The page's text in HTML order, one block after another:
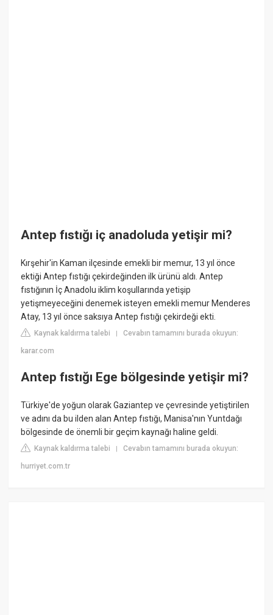
Antep fıstığı iç anadoluda yetişir mi?
Kırşehir'in Kaman ilçesinde emekli bir memur, 13 yıl önce
ektiği Antep fıstığı çekirdeğinden ilk ürünü aldı. Antep
fıstığının İç Anadolu iklim koşullarında yetişip
yetişmeyeceğini denemek isteyen emekli memur Menderes
Atay, 13 yıl önce saksıya Antep fıstığı çekirdeği ekti.
Kaynak kaldırma talebi |Cevabın tamamını burada okuyun:
karar.com
Antep fıstığı Ege bölgesinde yetişir mi?
Türkiye'de yoğun olarak Gaziantep ve çevresinde yetiştirilen
ve adını da bu ilden alan Antep fıstığı, Manisa'nın Yuntdağı
bölgesinde de önemli bir geçim kaynağı haline geldi.
Kaynak kaldırma talebi |Cevabın tamamını burada okuyun:
hurriyet.com.tr